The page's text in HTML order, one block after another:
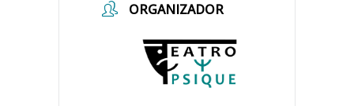
ORGANIZADOR